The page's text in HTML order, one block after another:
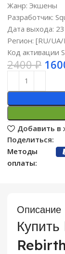
Жанр: Экшены
Разработчик:
Дата выхода:
Регион: [RU/
Код активации
2400₽
Добавить в
Поделиться:
Методы
оплаты:
Описание